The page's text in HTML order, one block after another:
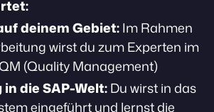
deinem Gebiet:Im Rahmen
wirst du zum Experten im
(Quality Management)
die SAP-Welt:Du wirst in das
eingeführt und lernst die